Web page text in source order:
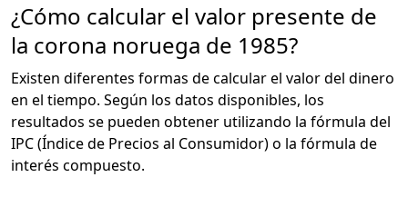
¿Cómo calcular el valor presente de
la corona noruega de 1985?
Existen diferentes formas de calcular el valor del dinero
en el tiempo. Según los datos disponibles, los
resultados se pueden obtener utilizando la fórmula del
IPC (Índice de Precios al Consumidor) o la fórmula de
interés compuesto.